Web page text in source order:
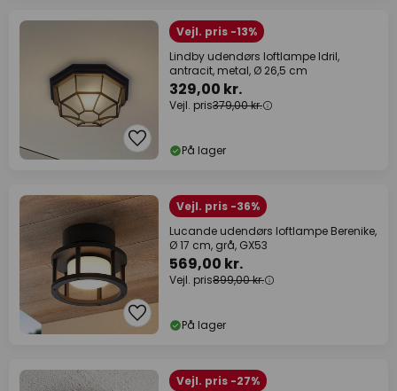
Vejl. pris -13%
Lindby udendørs loftlampe Idril,
antracit, metal, Ø 26,5 cm
329,00 kr.
Vejl. pris379,00 kr.
På lager
Vejl. pris -36%
Lucande udendørs loftlampe Berenike,
Ø 17 cm, grå, GX53
569,00 kr.
Vejl. pris899,00 kr.
På lager
Vejl. pris -27%